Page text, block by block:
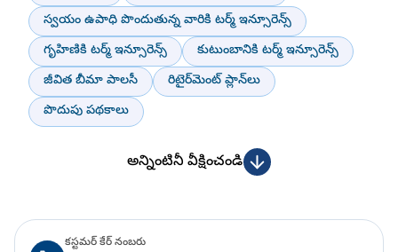
స్వయం ఉపాధి పొందుతున్న వారికి టర్మ్ ఇన్సూరెన్స్
గృహిణికి టర్మ్ ఇన్సూరెన్స్
కుటుంబానికి టర్మ్ ఇన్సూరెన్స్
జీవిత బీమా పాలసీ
రిటైర్‌మెంట్ ప్లాన్‌లు
పొదుపు పథకాలు
అన్నింటినీ వీక్షించండి
కస్టమర్ కేర్ నంబరు